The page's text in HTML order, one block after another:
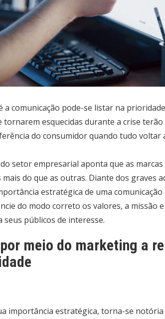
a comunicação pode-se listar na
tornarem esquecidas durante a crise
do consumidor quando tudo voltar
setor empresarial aponta que as
mais do que as outras. Diante dos graves
estratégica de uma
do modo correto os valores, a missão
públicos de interesse.
meio do marketing a
importância estratégica, torna-se